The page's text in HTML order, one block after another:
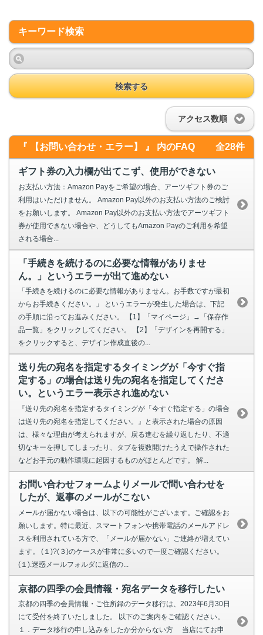
キーワード検索
検索する
アクセス数順
『 【お問い合わせ・エラー】 』 内のFAQ 全28件
ギフト券の入力欄が出てこず、使用ができない
お支払い方法：Amazon Payをご希望の場合、アーツギフト券のご
利用はいただけません。 Amazon Pay以外のお支払い方法のご検討
をお願いします。 Amazon Pay以外のお支払い方法でアーツギフト
券が使用できない場合や、どうしてもAmazon Payのご利用を希望
される場合...
「手続きを続けるのに必要な情報がありませ
ん。」というエラーが出て進めない
「手続きを続けるのに必要な情報がありません。お手数ですが最初
からお手続きください。」 というエラーが発生した場合は、下記
の手順に沿ってお進みください。 【1】「マイページ」→「保存作
品一覧」をクリックしてください。 【2】「デザインを再開する」
をクリックすると、デザイン作成直後の...
送り先の宛名を指定するタイミングが「今すぐ指
定する」の場合は送り先の宛名を指定してくださ
い。というエラー表示され進めない
『送り先の宛名を指定するタイミングが「今すぐ指定する」の場合
は送り先の宛名を指定してください。』と表示された場合の原因
は、様々な理由が考えられますが、戻る進むを繰り返したり、不適
切なキーを押してしまったり、タブを複数開けたうえで操作された
などお手元の動作環境に起因するものがほとんどです。 解...
お問い合わせフォームよりメールで問い合わせを
したが、返事のメールがこない
メールが届かない場合は、以下の可能性がございます。ご確認をお
願いします。特に最近、スマートフォンや携帯電話のメールアドレ
スを利用されている方で、「メールが届かない」ご連絡が増えてい
ます。 (１)?(３)のケースが非常に多いので一度ご確認ください。
(１).迷惑メールフォルダに返信の...
京都の四季の会員情報・宛名データを移行したい
京都の四季の会員情報・ご住所録のデータ移行は、2023年6月30日
にて受付を終了いたしました。 以下のご案内をご確認ください。
１．データ移行の申し込みをしたか分からない方 当店にてお申